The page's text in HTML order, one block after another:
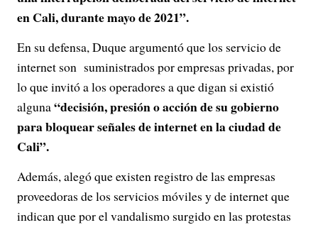
en Cali, durante mayo de 2021”.
En su defensa, Duque argumentó que los servicio de
internet son suministrados por empresas privadas, por
lo que invitó a los operadores a que digan si existió
alguna“decisión, presión o acción de su gobierno
para bloquear señales de internet en la ciudad de
Cali”.
Además, alegó que existen registro de las empresas
proveedoras de los servicios móviles y de internet que
indican que por el vandalismo surgido en las protestas